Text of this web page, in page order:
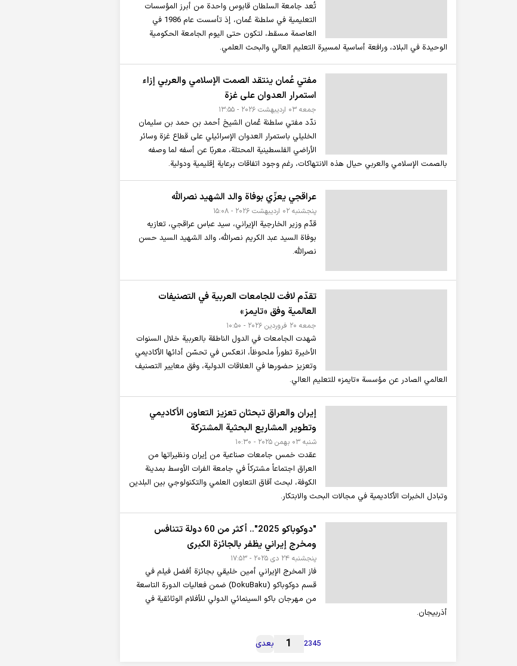
تُعد جامعة السلطان قابوس واحدة من أبرز المؤسسات
التعليمية في سلطنة عُمان، إذ تأسست عام 1986 في
العاصمة مسقط، لتكون حتى اليوم الجامعة الحكومية
الوحيدة في البلاد، ورافعة أساسية لمسيرة التعليم العالي والبحث العلمي.
مفتي عُمان ينتقد الصمت الإسلامي والعربي إزاء
استمرار العدوان على غزة
جمعه ۰۳ ارديبهشت ۲۰۲۶ - ۱۳:۵۵
ندّد مفتي سلطنة عُمان الشيخ أحمد بن حمد بن سليمان
الخليلي باستمرار العدوان الإسرائيلي على قطاع غزة وسائر
الأراضي الفلسطينية المحتلة، معربًا عن أسفه لما وصفه
بالصمت الإسلامي والعربي حيال هذه الانتهاكات، رغم وجود اتفاقات برعاية إقليمية ودولية.
عراقجي يعزّي بوفاة والد الشهيد نصرالله
پنجشنبه ۰۲ ارديبهشت ۲۰۲۶ - ۱۵:۰۸
قدّم وزير الخارجية الإيراني، سيد عباس عراقجي، تعازيه
بوفاة السيد عبد الكريم نصرالله، والد الشهيد السيد حسن
نصرالله.
تقدّم لافت للجامعات العربية في التصنيفات
العالمية وفق «تايمز»
جمعه ۲۰ فروردين ۲۰۲۶ - ۱۰:۵۰
شهدت الجامعات في الدول الناطقة بالعربية خلال السنوات
الأخيرة تطوراً ملحوظاً، انعكس في تحسّن أدائها الأكاديمي
وتعزيز حضورها في العلاقات الدولية، وفق معايير التصنيف
العالمي الصادر عن مؤسسة «تايمز» للتعليم العالي.
إيران والعراق تبحثان تعزيز التعاون الأكاديمي
وتطوير المشاريع البحثية المشتركة
شنبه ۰۳ بهمن ۲۰۲۵ - ۱۰:۳۰
عقدت خمس جامعات صناعية من إيران ونظيراتها من
العراق اجتماعاً مشتركاً في جامعة الفرات الأوسط بمدينة
الكوفة، لبحث آفاق التعاون العلمي والتكنولوجي بين البلدين
وتبادل الخبرات الأكاديمية في مجالات البحث والابتكار.
"دوكوباكو 2025".. أكثر من 60 دولة تتنافس
ومخرج إيراني يظفر بالجائزة الكبرى
پنجشنبه ۲۴ دی ۲۰۲۵ - ۱۷:۵۳
فاز المخرج الإيراني أمين خليقي بجائزة أفضل فيلم في
قسم دوكوباكو (DokuBaku) ضمن فعاليات الدورة التاسعة
من مهرجان باكو السينمائي الدولي للأفلام الوثائقية في
أذربيجان.
بعدی 1 2345